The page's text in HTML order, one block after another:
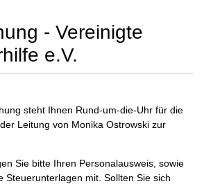
- Vereinigte
e.V.
steht Ihnen Rund-um-die-Uhr für die
Leitung von Monika Ostrowski zur
Sie bitte Ihren Personalausweis, sowie
Steuerunterlagen mit. Sollten Sie sich